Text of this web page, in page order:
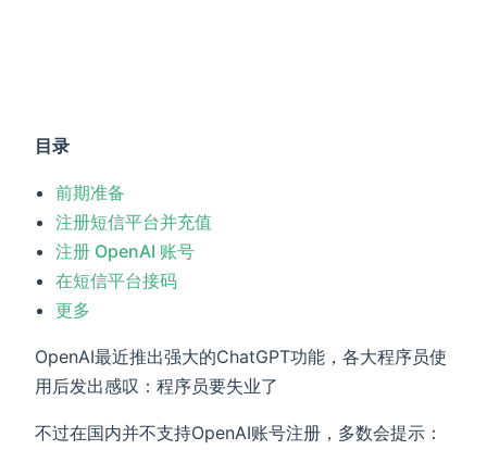
目录
前期准备
注册短信平台并充值
注册 OpenAI 账号
在短信平台接码
更多
OpenAI最近推出强大的ChatGPT功能，各大程序员使
用后发出感叹：程序员要失业了
不过在国内并不支持OpenAI账号注册，多数会提示：